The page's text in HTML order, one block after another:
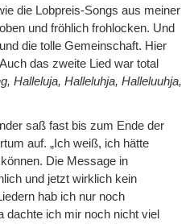
die Lobpreis-Songs aus meiner
und fröhlich frohlocken. Und
die tolle Gemeinschaft. Hier
das zweite Lied war total
Halleluja, Halleluhja, Halleluuhja,
saß fast bis zum Ende der
auf. „Ich weiß, ich hätte
Die Message in
und jetzt wirklich kein
hab ich nur noch
dachte ich mir noch nicht viel